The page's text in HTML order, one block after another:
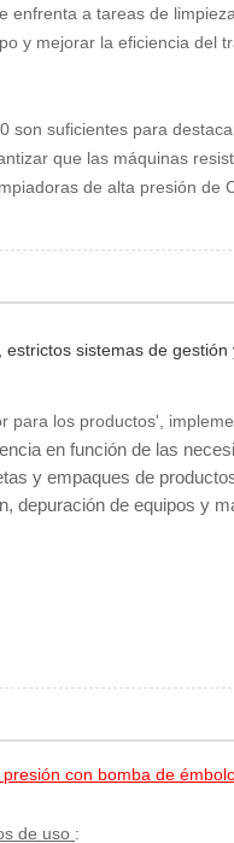
a tareas de
y mejorar la eficiencia del
suficientes para
que las máquinas
de alta presión de
sistemas de
para los productos',
en función de las
y empaques de
depuración de equipos y
con bomba de
de uso :